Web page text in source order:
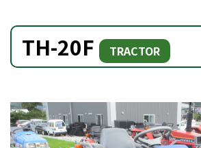
TH-20F TRACTOR